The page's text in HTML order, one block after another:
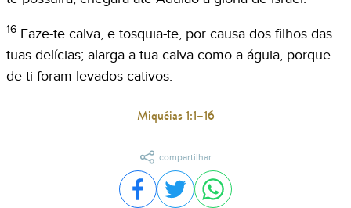
16 Faze-te calva, e tosquia-te, por causa dos filhos das
tuas delícias; alarga a tua calva como a águia, porque
de ti foram levados cativos.
Miquéias 1:1–16
compartilhar
Compartilhar no Facebook
Compartilhar no Twitter
Compartilhar no